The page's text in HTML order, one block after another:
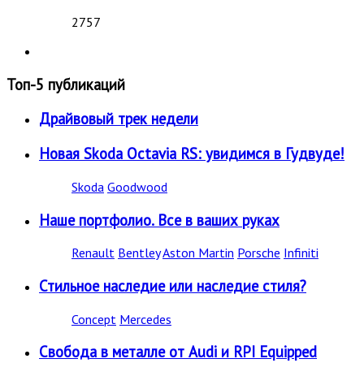
2757
Топ-5 публикаций
Драйвовый трек недели
Новая Skoda Octavia RS: увидимся в Гудвуде!
Skoda Goodwood
Наше портфолио. Все в ваших руках
Renault BentleyAston Martin Porsche Infiniti
Стильное наследие или наследие стиля?
Concept Mercedes
Свобода в металле от Audi и RPI Equipped